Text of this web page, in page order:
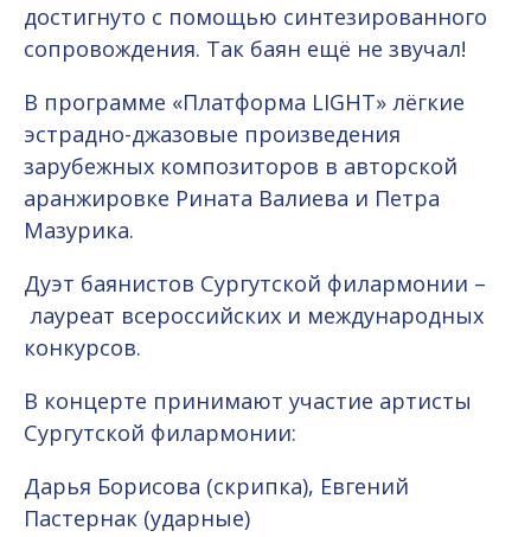
достигнуто с помощью синтезированного
сопровождения. Так баян ещё не звучал!
В программе «Платформа LIGHT» лёгкие
эстрадно-джазовые произведения
зарубежных композиторов в авторской
аранжировке Рината Валиева и Петра
Мазурика.
Дуэт баянистов Сургутской филармонии –
лауреат всероссийских и международных
конкурсов.
В концерте принимают участие артисты
Сургутской филармонии:
Дарья Борисова (скрипка), Евгений
Пастернак (ударные)